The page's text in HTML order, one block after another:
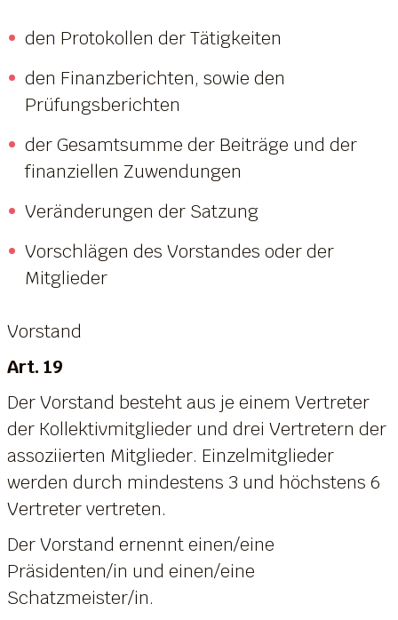
den Protokollen der Tätigkeiten
den Finanzberichten, sowie den
Prüfungsberichten
der Gesamtsumme der Beiträge und der
finanziellen Zuwendungen
Veränderungen der Satzung
Vorschlägen des Vorstandes oder der
Mitglieder
Vorstand
Art. 19
Der Vorstand besteht aus je einem Vertreter
der Kollektivmitglieder und drei Vertretern der
assoziierten Mitglieder. Einzelmitglieder
werden durch mindestens 3 und höchstens 6
Vertreter vertreten.
Der Vorstand ernennt einen/eine
Präsidenten/in und einen/eine
Schatzmeister/in.